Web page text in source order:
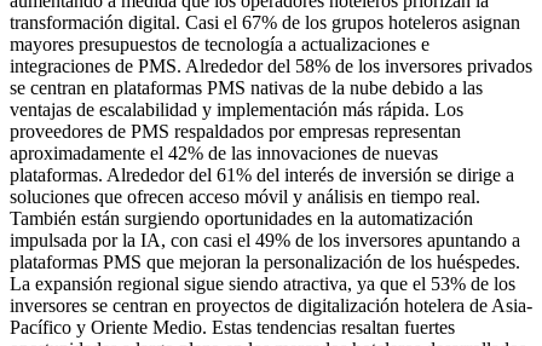
transformación digital. Casi el 67% de los grupos hoteleros asignan
mayores presupuestos de tecnología a actualizaciones e
integraciones de PMS. Alrededor del 58% de los inversores privados
se centran en plataformas PMS nativas de la nube debido a las
ventajas de escalabilidad y implementación más rápida. Los
proveedores de PMS respaldados por empresas representan
aproximadamente el 42% de las innovaciones de nuevas
plataformas. Alrededor del 61% del interés de inversión se dirige a
soluciones que ofrecen acceso móvil y análisis en tiempo real.
También están surgiendo oportunidades en la automatización
impulsada por la IA, con casi el 49% de los inversores apuntando a
plataformas PMS que mejoran la personalización de los huéspedes.
La expansión regional sigue siendo atractiva, ya que el 53% de los
inversores se centran en proyectos de digitalización hotelera de Asia-
Pacífico y Oriente Medio. Estas tendencias resaltan fuertes